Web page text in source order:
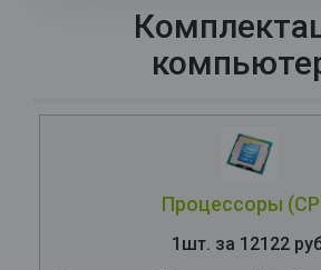
Процессоры
1шт. за 12122